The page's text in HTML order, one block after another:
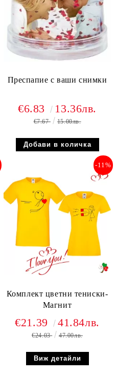
Преспапие с ваши снимки
€6.83 13.36лв.
€7.67 15.00лв.
Комплект цветни тениски-
Магнит
-11%
€21.39 41.84лв.
€24.03 47.00лв.
Виж детайли